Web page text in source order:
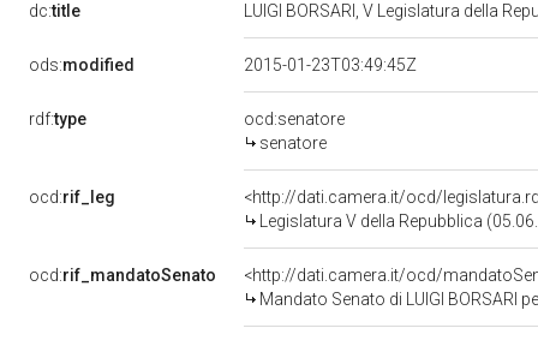
dc:title LUIGI BORSARI, V Legislatura della
ods:modified 2015-01-23T03:49:45Z
rdf:type
ocd:senatore
senatore
ocd:rif_leg
<http://dati.camera.it/ocd/
Legislatura V della Repubblica
ocd:rif_mandatoSenato
<http://dati.camera.it/ocd/
Mandato Senato di LUIGI BORSARI